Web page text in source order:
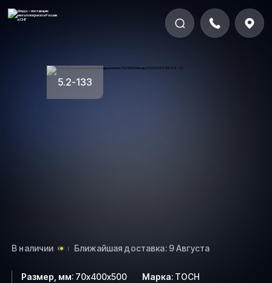
5.2-133
В наличии Ближайшая доставка: 9 Августа
Размер, мм: 70х400х500 Марка: ТОСН